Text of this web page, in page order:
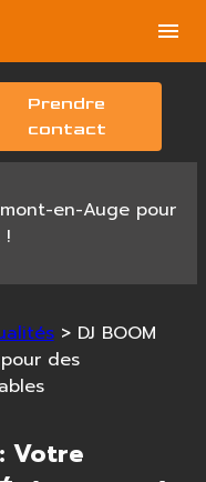
menu
Prendre
contact
en-Auge pour
!
> DJ BOOM
des
Votre